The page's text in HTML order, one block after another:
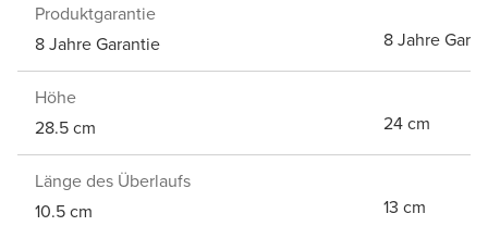
Produktgarantie
8 Jahre Garantie
8 Jahre
Höhe
28.5 cm
24 cm
Länge des Überlaufs
10.5 cm
13 cm